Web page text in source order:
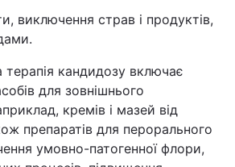
виключення страв і продуктів,
кандидозу включає
для зовнішнього
кремів і мазей від
препаратів для перорального
умовно-патогенної флори,